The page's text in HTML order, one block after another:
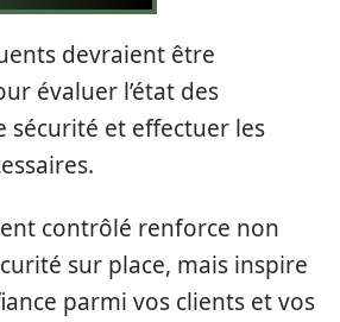
devraient être
évaluer l’état des
sécurité et effectuer les
contrôlé renforce non
sur place, mais inspire
parmi vos clients et vos